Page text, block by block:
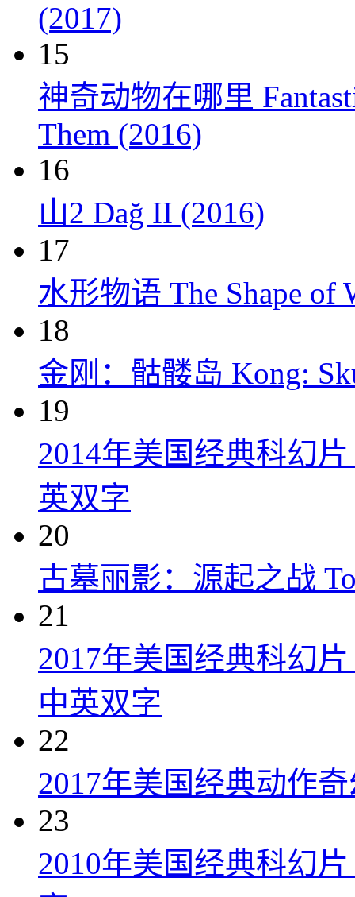
(2017)
15
神奇动物在哪里
Them (2016)
16
山2 Dağ II (2016)
17
水形物语 The Shape of
18
金刚：骷髅岛 Kong:
19
2014年美国经典科幻
英双字
20
古墓丽影：源起之战
21
2017年美国经典科幻
中英双字
22
2017年美国经典动作
23
2010年美国经典科幻